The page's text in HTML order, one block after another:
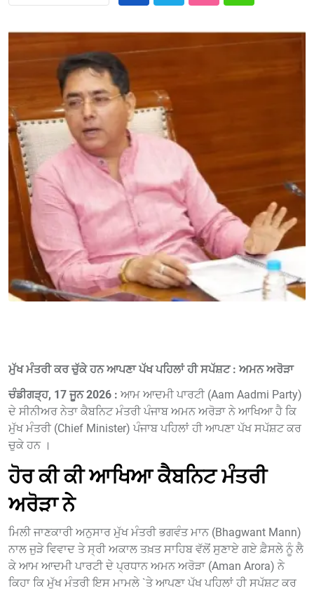
ਮੁੱਖ ਮੰਤਰੀ ਕਰ ਚੁੱਕੇ ਹਨ ਆਪਣਾ ਪੱਖ ਪਹਿਲਾਂ ਹੀ ਸਪੱਸ਼ਟ : ਅਮਨ ਅਰੋੜਾ
ਚੰਡੀਗੜ੍ਹ, 17 ਜੂਨ 2026 : ਆਮ ਆਦਮੀ ਪਾਰਟੀ (Aam Aadmi Party)
ਦੇ ਸੀਨੀਅਰ ਨੇਤਾ ਕੈਬਨਿਟ ਮੰਤਰੀ ਪੰਜਾਬ ਅਮਨ ਅਰੋੜਾ ਨੇ ਆਖਿਆ ਹੈ ਕਿ
ਮੁੱਖ ਮੰਤਰੀ (Chief Minister) ਪੰਜਾਬ ਪਹਿਲਾਂ ਹੀ ਆਪਣਾ ਪੱਖ ਸਪੱਸ਼ਟ ਕਰ
ਚੁਕੇ ਹਨ ।
ਹੋਰ ਕੀ ਕੀ ਆਖਿਆ ਕੈਬਨਿਟ ਮੰਤਰੀ
ਅਰੋੜਾ ਨੇ
ਮਿਲੀ ਜਾਣਕਾਰੀ ਅਨੁਸਾਰ ਮੁੱਖ ਮੰਤਰੀ ਭਗਵੰਤ ਮਾਨ (Bhagwant Mann)
ਨਾਲ ਜੁੜੇ ਵਿਵਾਦ ਤੇ ਸ੍ਰੀ ਅਕਾਲ ਤਖ਼ਤ ਸਾਹਿਬ ਵੱਲੋਂ ਸੁਣਾਏ ਗਏ ਫ਼ੈਸਲੇ ਨੂੰ ਲੈ
ਕੇ ਆਮ ਆਦਮੀ ਪਾਰਟੀ ਦੇ ਪ੍ਰਧਾਨ ਅਮਨ ਅਰੋੜਾ (Aman Arora) ਨੇ
ਕਿਹਾ ਕਿ ਮੁੱਖ ਮੰਤਰੀ ਇਸ ਮਾਮਲੇ `ਤੇ ਆਪਣਾ ਪੱਖ ਪਹਿਲਾਂ ਹੀ ਸਪੱਸ਼ਟ ਕਰ